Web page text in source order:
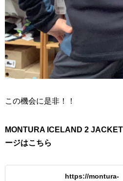
この機会に是非！！
MONTURA ICELAND 2
ージはこちら
https://montura-